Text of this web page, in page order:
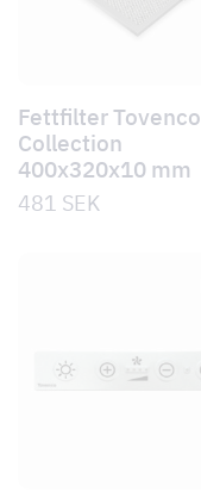
Fettfilter Tovenco
Collection
400x320x10 mm
481 SEK